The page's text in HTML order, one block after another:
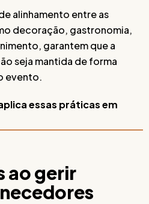
alinhamento entre as
decoração, gastronomia,
garantem que a
seja mantida de forma
evento.
essas práticas em
ao gerir